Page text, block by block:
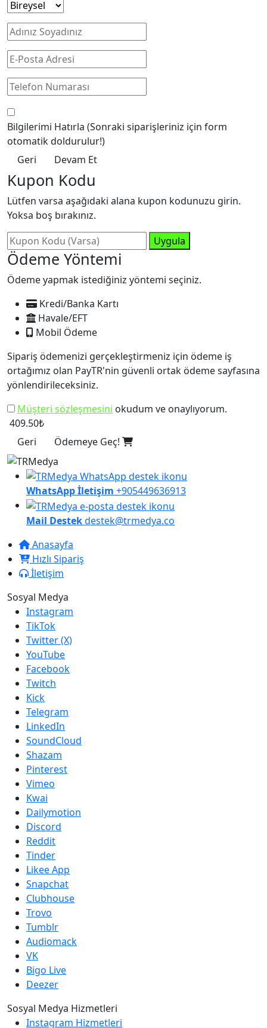
Bilgilerimi Hatırla (Sonraki siparişleriniz için form
otomatik doldurulur!)
Geri
Devam Et
Kupon Kodu
Lütfen varsa aşağıdaki alana kupon kodunuzu girin.
Yoksa boş bırakınız.
Uygula
Ödeme Yöntemi
Ödeme yapmak istediğiniz yöntemi seçiniz.
Kredi/Banka Kartı
Havale/EFT
Mobil Ödeme
Sipariş ödemenizi gerçekleştirmeniz için ödeme iş
ortağımız olan PayTR'nin güvenli ortak ödeme sayfasına
yönlendirileceksiniz.
Müşteri sözleşmesini okudum ve onaylıyorum.
409.50₺
Geri
Ödemeye Geç!
WhatsApp İletişim +905449636913
Mail Destekdestek@trmedya.co
Anasayfa
Hızlı Sipariş
İletişim
Sosyal Medya
Instagram
TikTok
Twitter (X)
YouTube
Facebook
Twitch
Kick
Telegram
LinkedIn
SoundCloud
Shazam
Pinterest
Vimeo
Kwai
Dailymotion
Discord
Reddit
Tinder
Likee App
Snapchat
Clubhouse
Trovo
Tumblr
Audiomack
VK
Bigo Live
Deezer
Sosyal Medya Hizmetleri
Instagram Hizmetleri